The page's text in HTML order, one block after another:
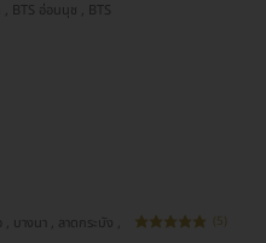
(5)